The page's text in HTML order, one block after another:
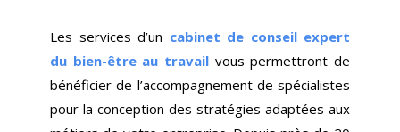
Les services d’un cabinet de conseil expert
du bien-être au travail vous permettront de
bénéficier de l’accompagnement de spécialistes
pour la conception des stratégies adaptées aux